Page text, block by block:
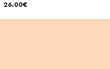
26.00€